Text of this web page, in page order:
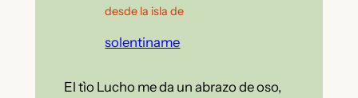
desde la isla de
solentiname
El tìo Lucho me da un abrazo de oso,